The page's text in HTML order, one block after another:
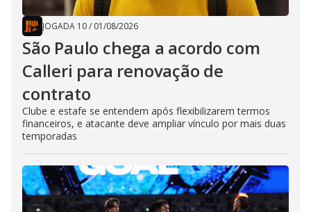
JOGADA 10/ 01/08/2026
São Paulo chega a acordo com
Calleri para renovação de
contrato
Clube e estafe se entendem após flexibilizarem termos
financeiros, e atacante deve ampliar vínculo por mais duas
temporadas